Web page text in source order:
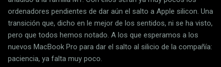
ordenadores pendientes de dar aún el salto a Apple silicon. Una
transición que, dicho en le mejor de los sentidos, ni se ha visto,
pero que todos hemos notado. A los que esperamos a los
nuevos MacBook Pro para dar el salto al silicio de la compañía:
paciencia, ya falta muy poco.